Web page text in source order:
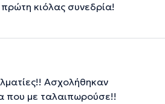
κιόλας συνεδρία!
Ασχολήθηκαν
που με ταλαιπωρούσε!!